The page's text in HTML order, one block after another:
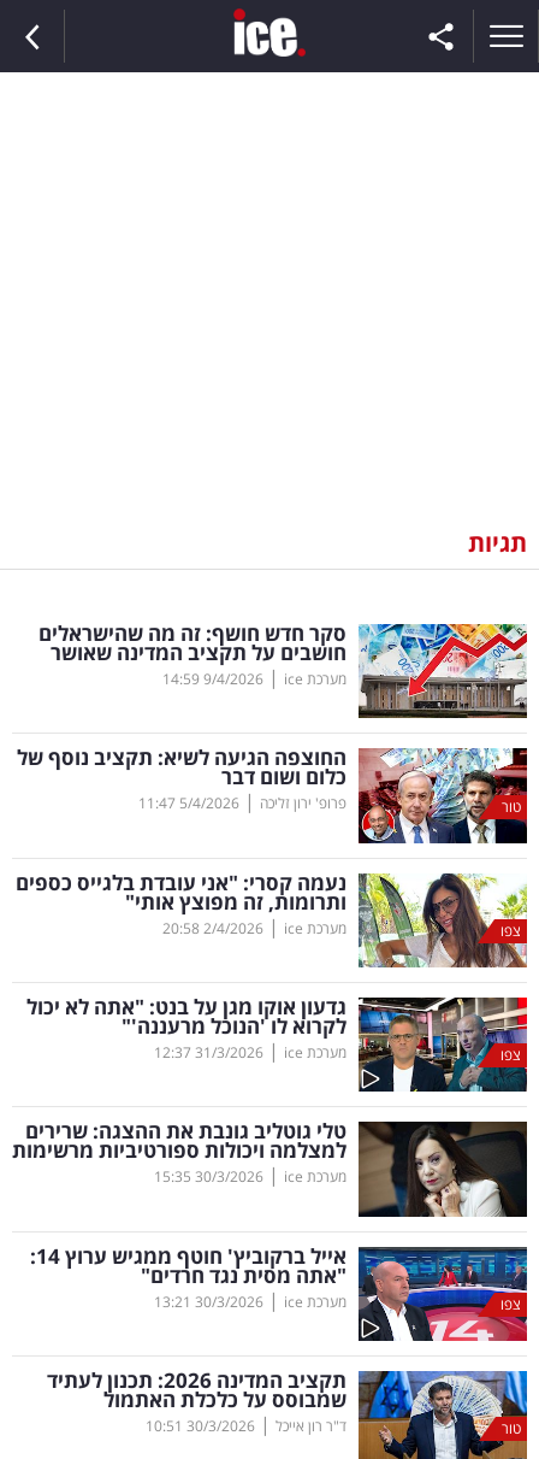
וצרכנות
דיגיטל
וטק
שיווק
ופרסום
משפט
מדדים
ומחקרים
דעות
רכילות
עסקית
קריפטו
ויראלי
טלוויזיה
עסקי
ספורט
קריירה
ולימודים
תגיות
סקר חדש חושף: זה מה שהישראלים
חושבים על תקציב המדינה שאושר
מערכת ice |
9/4/2026
14:59
טור
החוצפה הגיעה לשיא: תקציב נוסף של
כלום ושום דבר
פרופ' ירון זליכה |
5/4/2026
11:47
צפו
נעמה קסרי: "אני עובדת בלגייס כספים
ותרומות, זה מפוצץ אותי"
מערכת ice |
2/4/2026
20:58
צפו
גדעון אוקו מגן על בנט: "אתה לא יכול
לקרוא לו 'הנוכל מרעננה'"
מערכת ice |
31/3/2026
12:37
טלי גוטליב גונבת את ההצגה: שרירים
למצלמה ויכולות ספורטיביות מרשימות
מערכת ice |
30/3/2026
15:35
צפו
אייל ברקוביץ' חוטף ממגיש ערוץ 14:
"אתה מסית נגד חרדים"
מערכת ice |
30/3/2026
13:21
טור
תקציב המדינה 2026: תכנון לעתיד
שמבוסס על כלכלת האתמול
ד"ר רון אייכל |
30/3/2026
10:51